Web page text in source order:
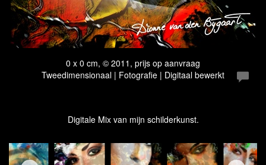
0 x 0 cm, © 2011, prijs op aanvraag
Tweedimensionaal | Fotografie | Digitaal bewerkt
Digitale Mix van mijn schilderkunst.